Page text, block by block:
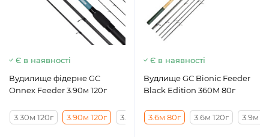
Є в наявності
Вудилище фідерне GC
Onnex Feeder 3.90м 120г
3.30м 120г 3.90м 120г 3.60м 120г
Є в наявності
Вудлище GC Bionic Feeder
Black Edition 360M 80г
3.6м 80г 3.6м 120г 3.9м